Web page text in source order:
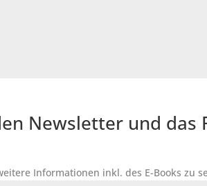
Newsletter und das
Informationen inkl. des E-Books zu